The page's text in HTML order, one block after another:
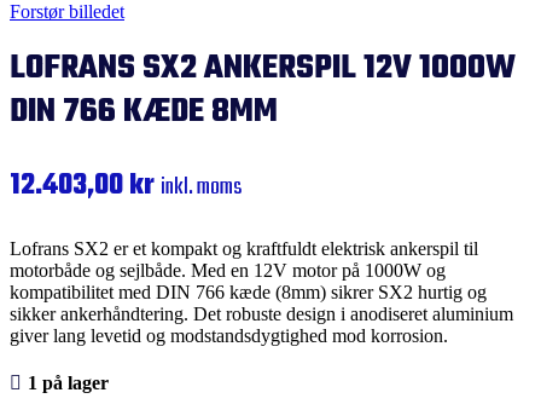
Forstør billedet
LOFRANS SX2 ANKERSPIL 12V 1000W
DIN 766 KÆDE 8MM
12.403,00kr inkl. moms
Lofrans SX2 er et kompakt og kraftfuldt elektrisk ankerspil til
motorbåde og sejlbåde. Med en 12V motor på 1000W og
kompatibilitet med DIN 766 kæde (8mm) sikrer SX2 hurtig og
sikker ankerhåndtering. Det robuste design i anodiseret aluminium
giver lang levetid og modstandsdygtighed mod korrosion.
1 på lager